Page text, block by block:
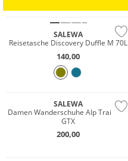
SALEWA
Reisetasche Discovery Duffle M 70L
140,00
SALEWA
Damen Wanderschuhe Alp Trainer 2
GTX
200,00